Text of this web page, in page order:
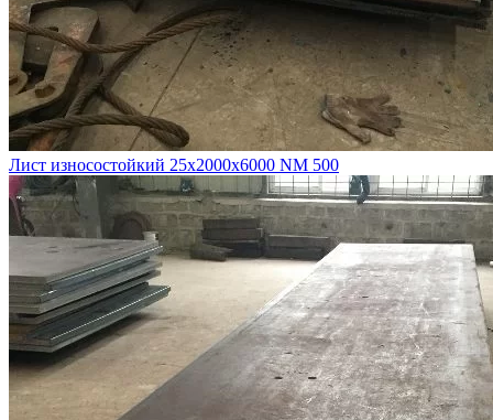
Лист износостойкий 25х2000х6000 NM 500